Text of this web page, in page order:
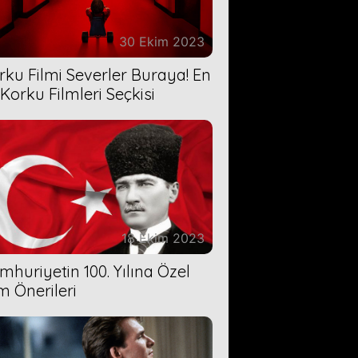
30 Ekim 2023
Filmi Severler Buraya! En
Filmleri Seçkisi
18 Ekim 2023
100. Yılına Özel
Önerileri